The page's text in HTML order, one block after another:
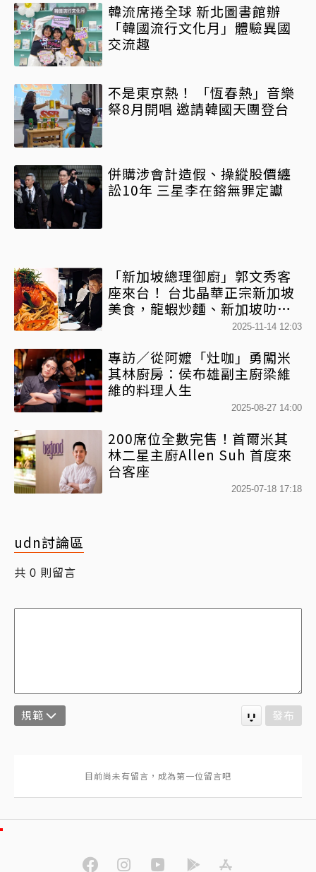
韓流席捲全球 新北圖書館辦
「韓國流行文化月」體驗異國
交流趣
不是東京熱！ 「恆春熱」音樂
祭8月開唱 邀請韓國天團登台
併購涉會計造假、操縱股價纏
訟10年 三星李在鎔無罪定讞
「​​新加坡總理御廚」郭文秀客
座來台！ 台北晶華正宗新加坡
美食，龍蝦炒麵、​新加坡叻沙
麵上桌 年底前吃得到2025-11-14 12:03
專訪／從阿嬤「灶咖」勇闖米
其林廚房：侯布雄副主廚梁維
維的料理人生
2025-08-27 14:00
200席位全數完售！首爾米其
林二星主廚Allen Suh 首度來
台客座
2025-07-18 17:18
udn討論區
共 0 則留言
規範 發布